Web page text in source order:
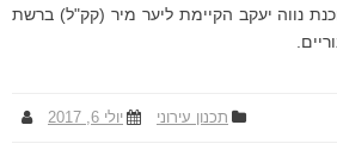
נווה יעקב הקיימת ליער מיר (קק"ל) ברשת
יולי 6, 2017 תכנון עירוני